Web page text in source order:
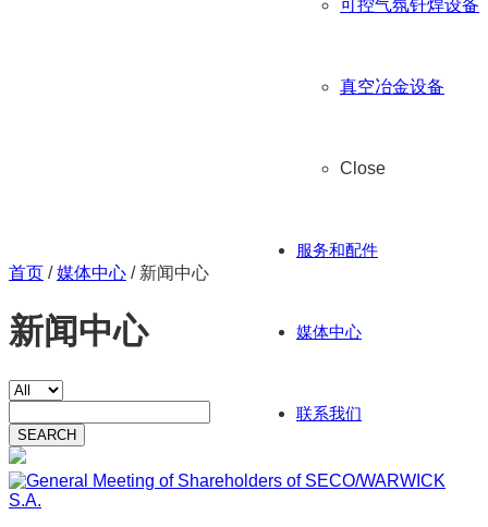
可控气氛钎焊设备
真空冶金设备
Close
服务和配件
媒体中心
联系我们
首页 /媒体中心 / 新闻中心
新闻中心
SEARCH